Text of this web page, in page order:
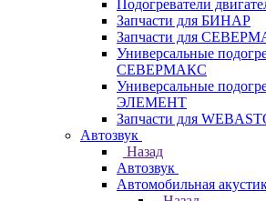
Подогреватели
Запчасти для БИНАР
Запчасти для
Универсальные
СЕВЕРМАКС
Универсальные
ЭЛЕМЕНТ
Запчасти для
Автозвук
Назад
Автозвук
Автомобильная